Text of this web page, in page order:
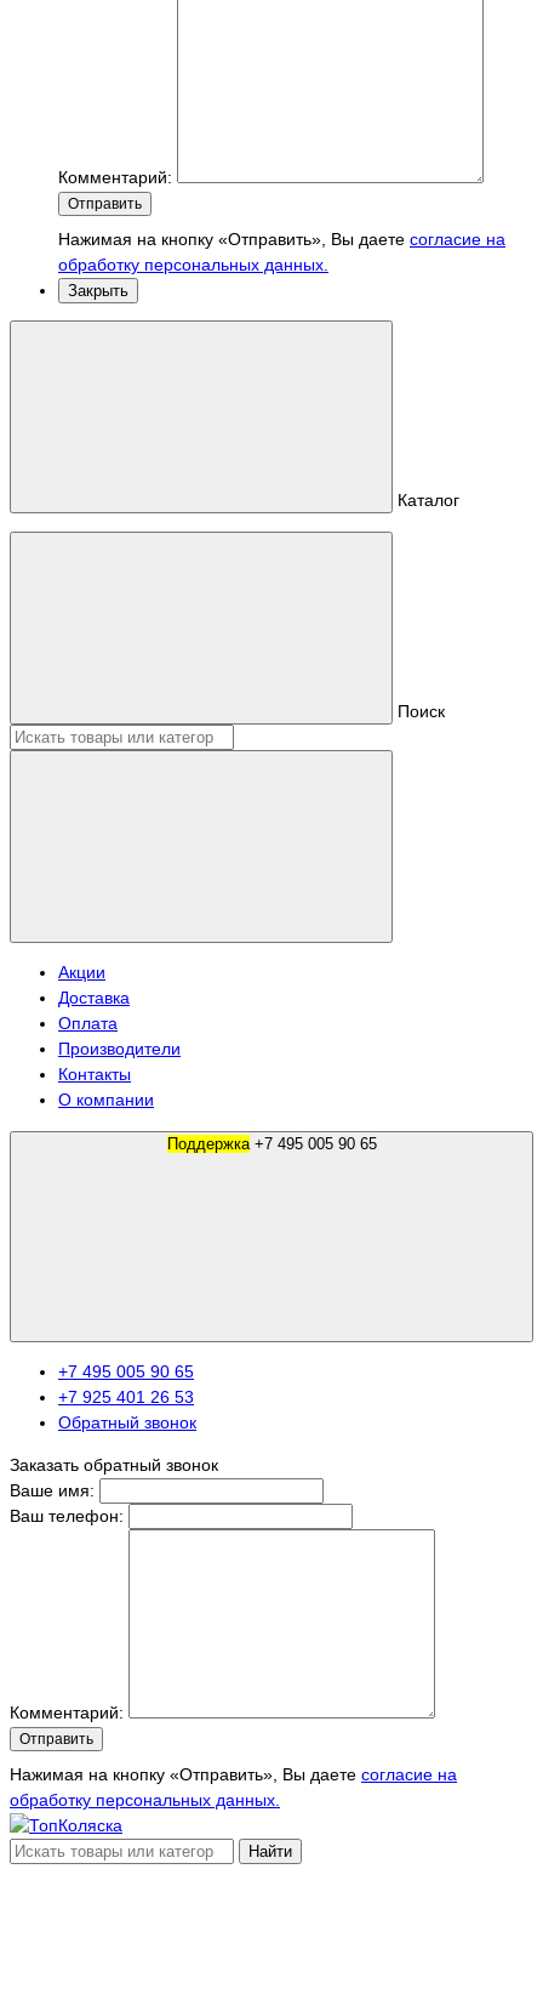
Комментарий:
Отправить
Нажимая на кнопку «Отправить», Вы даете согласие на
обработку персональных данных.
Закрыть
Каталог
Поиск
Акции
Доставка
Оплата
Производители
Контакты
О компании
Поддержка +7 495 005 90 65
+7 495 005 90 65
+7 925 401 26 53
Обратный звонок
Заказать обратный звонок
Ваше имя:
Ваш телефон:
Комментарий:
Отправить
Нажимая на кнопку «Отправить», Вы даете согласие на
обработку персональных данных.
Найти